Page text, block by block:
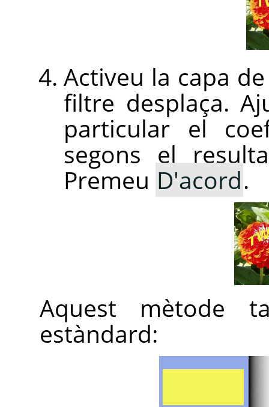
Activeu la capa
filtre desplaça.
particular el
segons el
Premeu D'acord.
Aquest mètode
estàndard: